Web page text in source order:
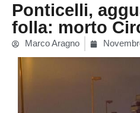
Ponticelli,
folla: morto
Marco Aragno